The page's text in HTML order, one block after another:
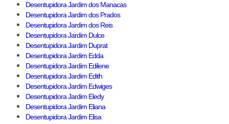
Desentupidora Jardim dos Manacas
Desentupidora Jardim dos Prados
Desentupidora Jardim dos Reis
Desentupidora Jardim Dulce
Desentupidora Jardim Duprat
Desentupidora Jardim Edda
Desentupidora Jardim Edilene
Desentupidora Jardim Edith
Desentupidora Jardim Edwiges
Desentupidora Jardim Eledy
Desentupidora Jardim Eliana
Desentupidora Jardim Elisa